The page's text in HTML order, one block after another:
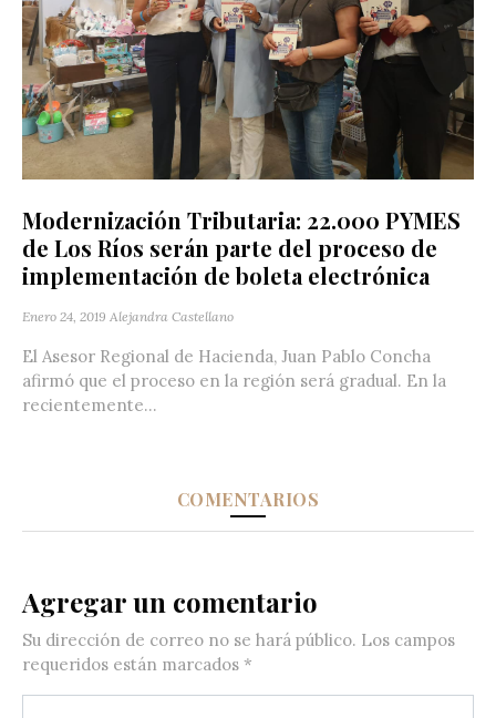
Modernización Tributaria: 22.000 PYMES
de Los Ríos serán parte del proceso de
implementación de boleta electrónica
Enero 24, 2019 Alejandra Castellano
El Asesor Regional de Hacienda, Juan Pablo Concha
afirmó que el proceso en la región será gradual. En la
recientemente...
COMENTARIOS
Agregar un comentario
Su dirección de correo no se hará público. Los campos
requeridos están marcados *